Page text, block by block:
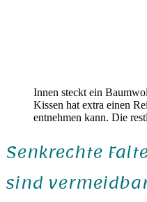
Innen steckt ein
Kissen hat extra einen
entnehmen kann. Die
Senkrechte
sind